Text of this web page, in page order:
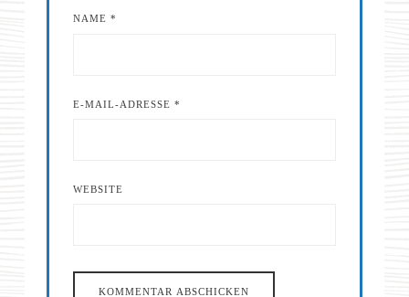
NAME *
E-MAIL-ADRESSE *
WEBSITE